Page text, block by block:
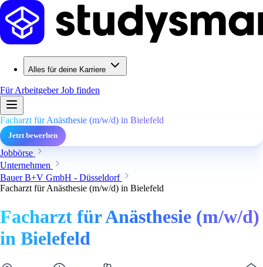
Alles für deine Karriere
Für ArbeitgeberJob finden
Facharzt für Anästhesie (m/w/d) in Bielefeld
Jetzt bewerben
Jobbörse
Unternehmen
Bauer B+V GmbH - Düsseldorf
Facharzt für Anästhesie (m/w/d) in Bielefeld
Facharzt für Anästhesie (m/w/d)
in Bielefeld